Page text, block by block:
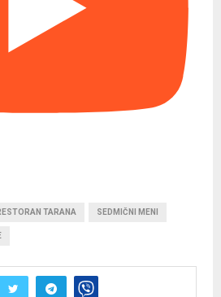
TARANA SEDMIČNI MENI